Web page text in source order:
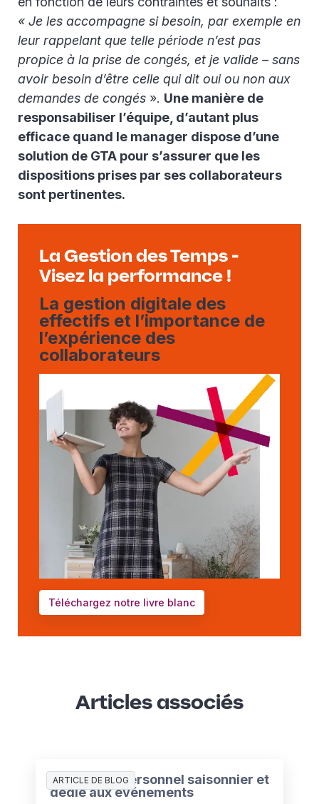
« Je les accompagne si besoin, par exemple en
leur rappelant que telle période n’est pas
propice à la prise de congés, et je valide – sans
avoir besoin d’être celle qui dit oui ou non aux
demandes de congés ». Une manière de
responsabiliser l’équipe, d’autant plus
efficace quand le manager dispose d’une
solution de GTA pour s’assurer que les
dispositions prises par ses collaborateurs
sont pertinentes.
La Gestion des Temps -
Visez la performance !
La gestion digitale des
effectifs et l’importance de
l’expérience des
collaborateurs
Téléchargez notre livre blanc
Articles associés
ARTICLE DE BLOG
Gestion du personnel saisonnier et
dédié aux événements